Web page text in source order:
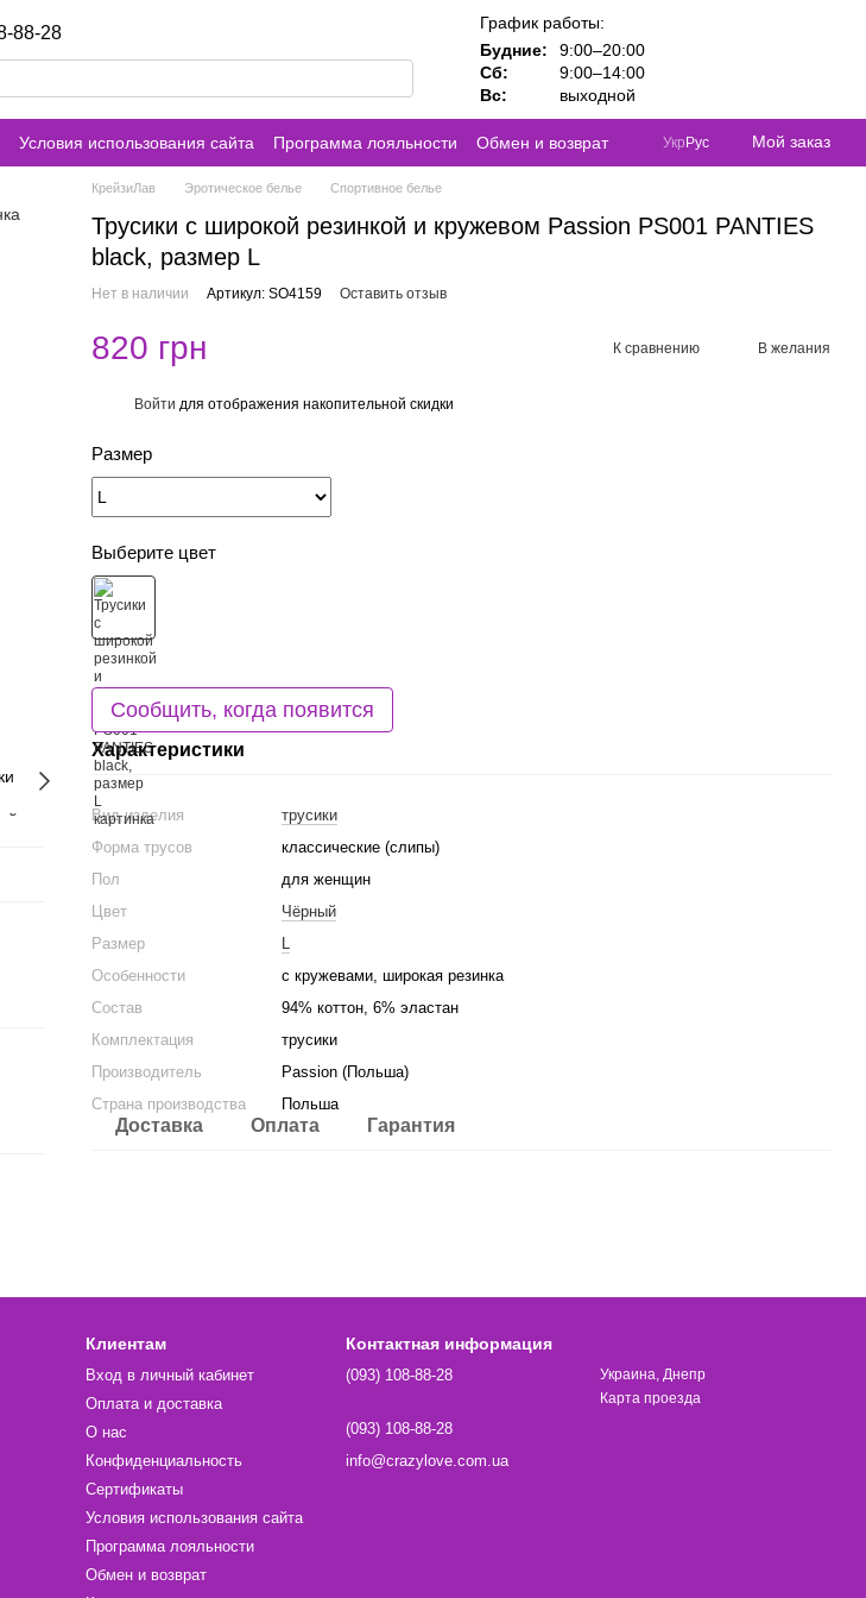
88-28
График работы:
Будние:
9:00–20:00
Сб:
9:00–14:00
Вс:
выходной
Условия использования сайта Программа лояльности
Обмен и возврат
Укр Рус Мой заказ
КрейзиЛав Эротическое белье Спортивное белье
Трусики с широкой резинкой и кружевом Passion PS001 PANTIES
black, размер L
Нет в наличии Артикул: SO4159 Оставить отзыв
820 грн К сравнению В желания
Войти для отображения накопительной скидки
Размер
Выберите цвет
Сообщить, когда появится
Характеристики
Вид изделия
трусики
Форма трусов
классические (слипы)
Пол
для женщин
Цвет
Чёрный
Размер
L
Особенности
с кружевами, широкая резинка
Состав
94% коттон, 6% эластан
Комплектация
трусики
Производитель
Passion (Польша)
Страна производства
Польша
Доставка Оплата Гарантия
Клиентам
Вход в личный кабинет
Оплата и доставка
О нас
Конфиденциальность
Сертификаты
Условия использования сайта
Программа лояльности
Обмен и возврат
Контактная информация
(093) 108-88-28
(093) 108-88-28
info@crazylove.com.ua
Украина, Днепр
Карта проезда